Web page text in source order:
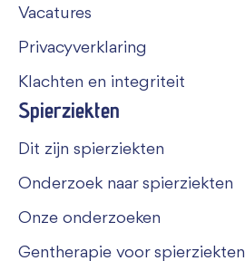
Vacatures
Privacyverklaring
Klachten en integriteit
Spierziekten
Dit zijn spierziekten
Onderzoek naar spierziekten
Onze onderzoeken
Gentherapie voor spierziekten